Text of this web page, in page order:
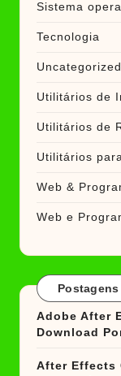
Sistema
Tecnologia
Uncategorized
Utilitários de
Utilitários de
Utilitários
Web &
Web e
Adobe After
Download
After Effects